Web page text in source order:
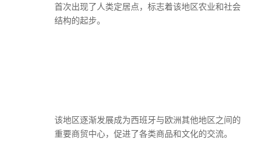
首次出现了人类定居点，标志着该地区农业和社会
结构的起步。
该地区逐渐发展成为西班牙与欧洲其他地区之间的
重要商贸中心，促进了各类商品和文化的交流。